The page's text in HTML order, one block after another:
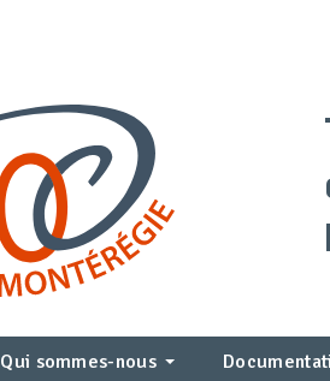
Qui sommes-nous